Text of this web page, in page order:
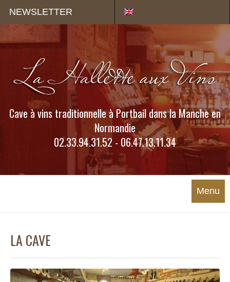
NEWSLETTER
Cave à vins traditionnelle à Portbail dans la Manche en
Normandie
02.33.94.31.52 - 06.47.13.11.34
Menu
LA CAVE
Panneau de gestion des cookies